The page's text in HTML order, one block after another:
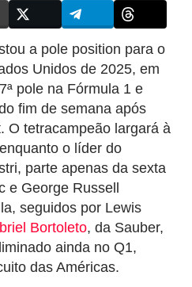
a pole position para o
Unidos de 2025, em
pole na Fórmula 1 e
fim de semana após
O tetracampeão largará à
o líder do
parte apenas da sexta
e George Russell
seguidos por Lewis
Bortoleto, da Sauber,
ainda no Q1,
das Américas.